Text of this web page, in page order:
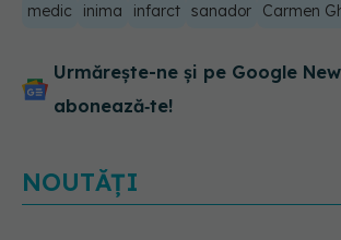
medic inima infarct sanador Carmen
Urmărește-ne și pe Google
abonează‑te!
NOUTĂȚI